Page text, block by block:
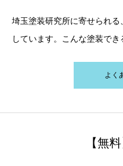
埼玉塗装研究所に寄せられ
しています。こんな塗装でき
よく
【無